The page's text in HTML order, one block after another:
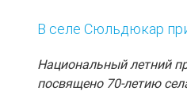
В селе Сюльдюкар
Национальный летний
посвящено 70-летию